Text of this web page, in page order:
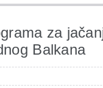
za
Balkana